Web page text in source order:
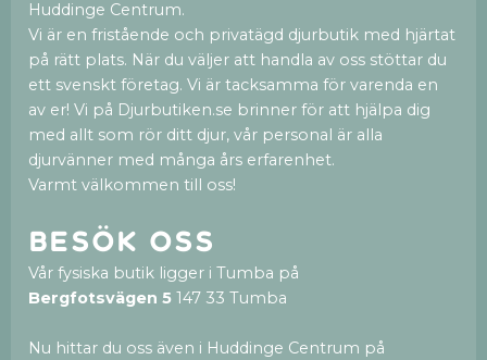
Huddinge Centrum.
Vi är en fristående och privatägd djurbutik med hjärtat
på rätt plats. När du väljer att handla av oss stöttar du
ett svenskt företag. Vi är tacksamma för varenda en
av er! Vi på Djurbutiken.se brinner för att hjälpa dig
med allt som rör ditt djur, vår personal är alla
djurvänner med många års erfarenhet.
Varmt välkommen till oss!
Besök oss
Vår fysiska butik ligger i Tumba på
Bergfotsvägen 5 147 33 Tumba
Nu hittar du oss även i Huddinge Centrum på